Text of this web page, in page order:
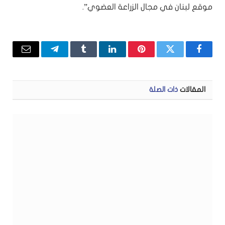
موقع لبنان في مجال الزراعة العضوي”.
فيسبوكتويتر بينتيريستلينكدإنTumblrتيلقرامالبريد
المقالات ذات الصلة